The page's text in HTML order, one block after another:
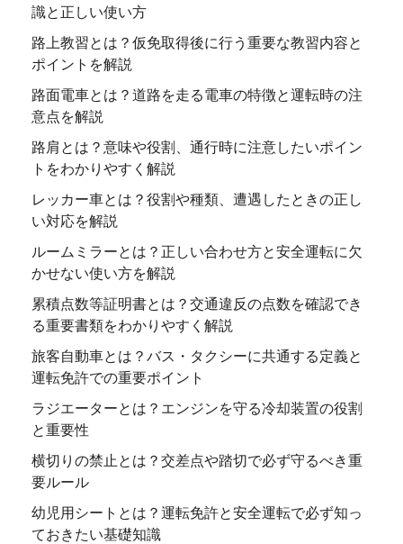
識と正しい使い方
路上教習とは？仮免取得後に行う重要な教習内容と
ポイントを解説
路面電車とは？道路を走る電車の特徴と運転時の注
意点を解説
路肩とは？意味や役割、通行時に注意したいポイン
トをわかりやすく解説
レッカー車とは？役割や種類、遭遇したときの正し
い対応を解説
ルームミラーとは？正しい合わせ方と安全運転に欠
かせない使い方を解説
累積点数等証明書とは？交通違反の点数を確認でき
る重要書類をわかりやすく解説
旅客自動車とは？バス・タクシーに共通する定義と
運転免許での重要ポイント
ラジエーターとは？エンジンを守る冷却装置の役割
と重要性
横切りの禁止とは？交差点や踏切で必ず守るべき重
要ルール
幼児用シートとは？運転免許と安全運転で必ず知っ
ておきたい基礎知識